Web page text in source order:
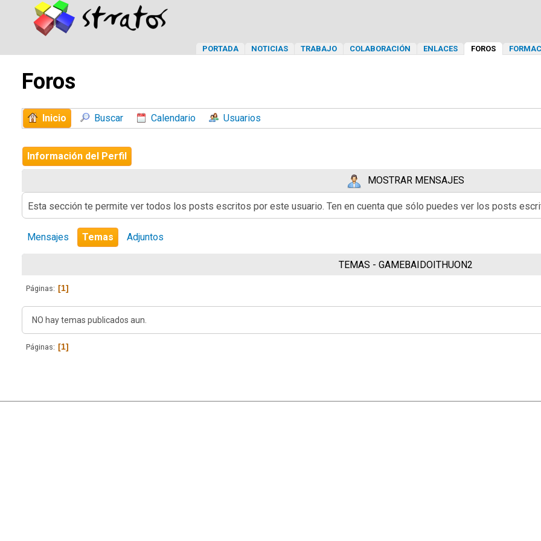
PORTADA NOTICIAS TRABAJO COLABORACIÓN ENLACES FOROS
Foros
Inicio Buscar Calendario Usuarios
Información del Perfil
MOSTRAR MENSAJES
Esta sección te permite ver todos los posts escritos por este usuario. Ten en cuenta que sólo puedes ver los posts
Mensajes Temas Adjuntos
TEMAS - GAMEBAIDOITHUON2
Páginas 1
NO hay temas publicados aun.
Páginas 1